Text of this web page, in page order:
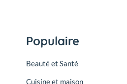
Populaire
Beauté et Santé
Cuisine et maison